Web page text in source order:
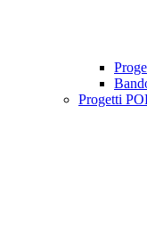
Progetti